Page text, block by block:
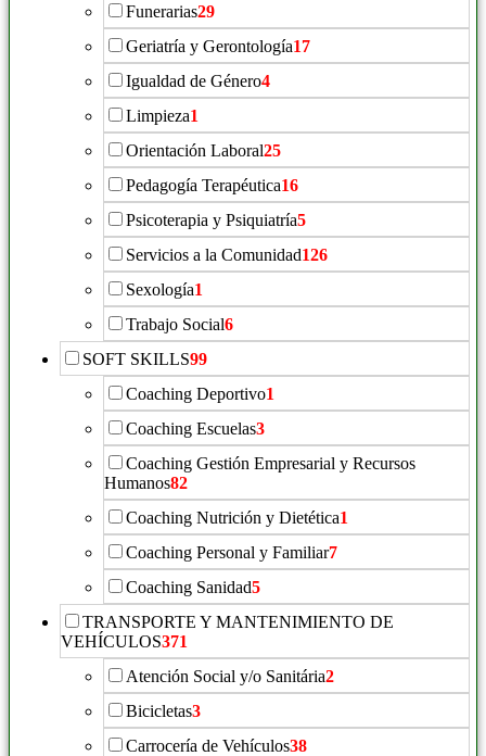
Funerarias29
Geriatría y Gerontología17
Igualdad de Género4
Limpieza1
Orientación Laboral25
Pedagogía Terapéutica16
Psicoterapia y Psiquiatría5
Servicios a la Comunidad126
Sexología1
Trabajo Social6
SOFT SKILLS99
Coaching Deportivo1
Coaching Escuelas3
Coaching Gestión Empresarial y Recursos
Humanos82
Coaching Nutrición y Dietética1
Coaching Personal y Familiar7
Coaching Sanidad5
TRANSPORTE Y MANTENIMIENTO DE
VEHÍCULOS371
Atención Social y/o Sanitária2
Bicicletas3
Carrocería de Vehículos38